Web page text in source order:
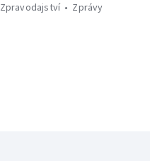
Zpravodajství
Zprávy